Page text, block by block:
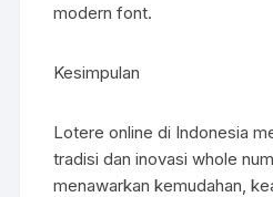
modern font.
Kesimpulan
Lotere online di Indonesia
tradisi dan inovasi whole
menawarkan kemudahan,